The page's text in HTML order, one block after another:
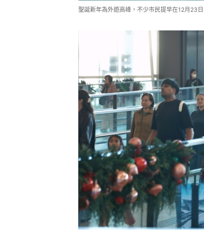
聖誕新年為外遊高峰，不少市民提早在12月23